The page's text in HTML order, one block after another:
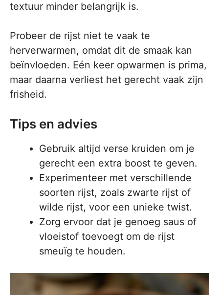
textuur minder belangrijk is.
Probeer de rijst niet te vaak te
herverwarmen, omdat dit de smaak kan
beïnvloeden. Eén keer opwarmen is prima,
maar daarna verliest het gerecht vaak zijn
frisheid.
Tips en advies
Gebruik altijd verse kruiden om je
gerecht een extra boost te geven.
Experimenteer met verschillende
soorten rijst, zoals zwarte rijst of
wilde rijst, voor een unieke twist.
Zorg ervoor dat je genoeg saus of
vloeistof toevoegt om de rijst
smeuïg te houden.